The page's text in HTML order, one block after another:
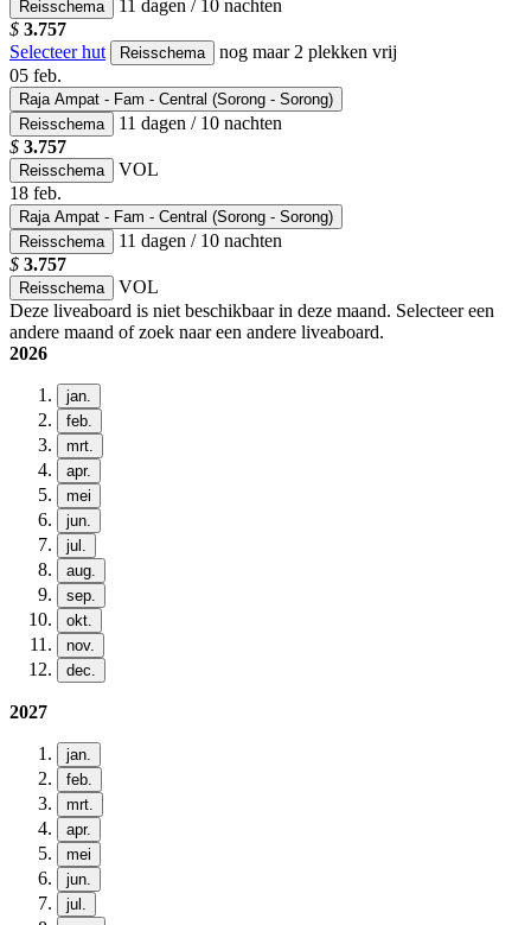
Reisschema
11 dagen / 10 nachten
$ 3.757
Selecteer hut
Reisschema
nog maar 2 plekken vrij
05 feb.
Raja Ampat - Fam - Central (Sorong - Sorong)
Reisschema
11 dagen / 10 nachten
$ 3.757
Reisschema
VOL
18 feb.
Raja Ampat - Fam - Central (Sorong - Sorong)
Reisschema
11 dagen / 10 nachten
$ 3.757
Reisschema
VOL
Deze liveaboard is niet beschikbaar in deze maand. Selecteer een
andere maand of zoek naar een andere liveaboard.
2026
jan.
feb.
mrt.
apr.
mei
jun.
jul.
aug.
sep.
okt.
nov.
dec.
2027
jan.
feb.
mrt.
apr.
mei
jun.
jul.